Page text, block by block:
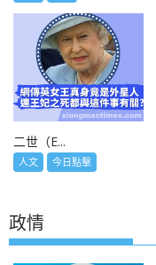
二世（E...
人文 今日點擊
政情